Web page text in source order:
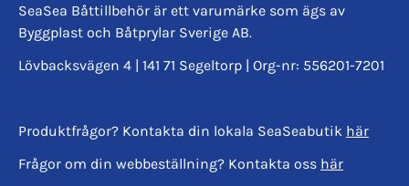
SeaSea Båttillbehör är ett varumärke som ägs av
Byggplast och Båtprylar Sverige AB.
Lövbacksvägen 4 | 141 71 Segeltorp | Org-nr: 556201-7201
Produktfrågor? Kontakta din lokala SeaSeabutik här
Frågor om din webbeställning? Kontakta oss här